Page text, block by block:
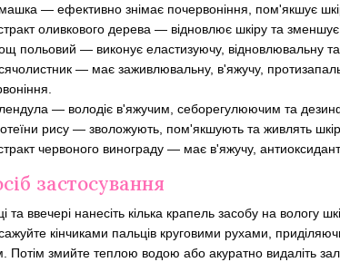
— ефективно знімає почервоніння, пом'якшує
оливкового дерева — відновлює шкіру та зменшує
польовий — виконує еластизуючу, відновлювальну та
— має заживлювальну, в'яжучу,
— володіє в'яжучим, себорегулюючим та
рису — зволожують, пом'якшують та живлять
червоного винограду — має в'яжучу,
застосування
та ввечері нанесіть кілька крапель засобу на вологу
кінчиками пальців круговими рухами,
Потім змийте теплою водою або акуратно видаліть